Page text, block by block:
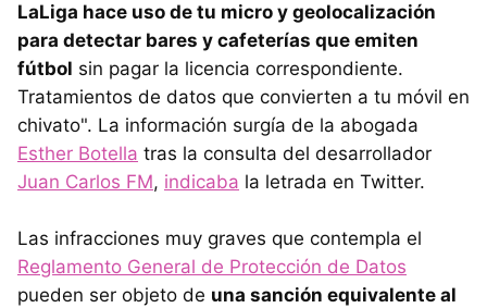
LaLiga hace uso de tu micro y geolocalización
para detectar bares y cafeterías que emiten
fútbol sin pagar la licencia correspondiente.
Tratamientos de datos que convierten a tu móvil en
chivato". La información surgía de la abogada
Esther Botella tras la consulta del desarrollador
Juan Carlos FM, indicaba la letrada en Twitter.
Las infracciones muy graves que contempla el
Reglamento General de Protección de Datos
pueden ser objeto de una sanción equivalente al